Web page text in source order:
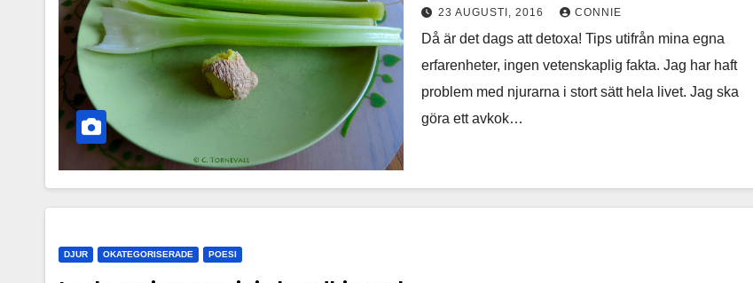
23 AUGUSTI, 2016 CONNIE
Då är det dags att detoxa! Tips utifrån mina egna
erfarenheter, ingen vetenskaplig fakta. Jag har haft
problem med njurarna i stort sätt hela livet. Jag ska
göra ett avkok…
DJUR OKATEGORISERADE POESI